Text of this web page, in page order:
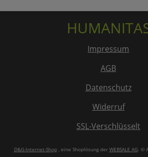
Impressum
AGB
Datenschutz
Widerruf
SSL-Verschlüsselt
D&G-Internet-Shop, eine Shoplösung der WEBSALE AG. ©